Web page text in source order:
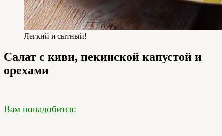
Легкий и сытный!
Салат с киви, пекинской капустой и
орехами
Вам понадобится: